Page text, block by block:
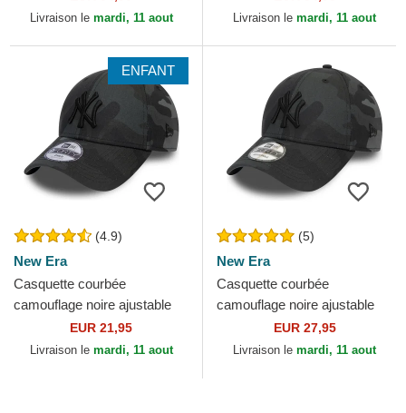
Capslab
Livraison le mardi, 11 aout Livraison le mardi, 11 aout
ENFANT
(4.9)
New Era
Casquette courbée
camouflage noire ajustable
pour enfant avec logo noir
9FORTY League Essential...
EUR 21,95
Livraison le mardi, 11 aout
(5)
New Era
Casquette courbée
camouflage noire ajustable
avec logo noir 9FORTY
League Essential New York...
EUR 27,95
Livraison le mardi, 11 aout